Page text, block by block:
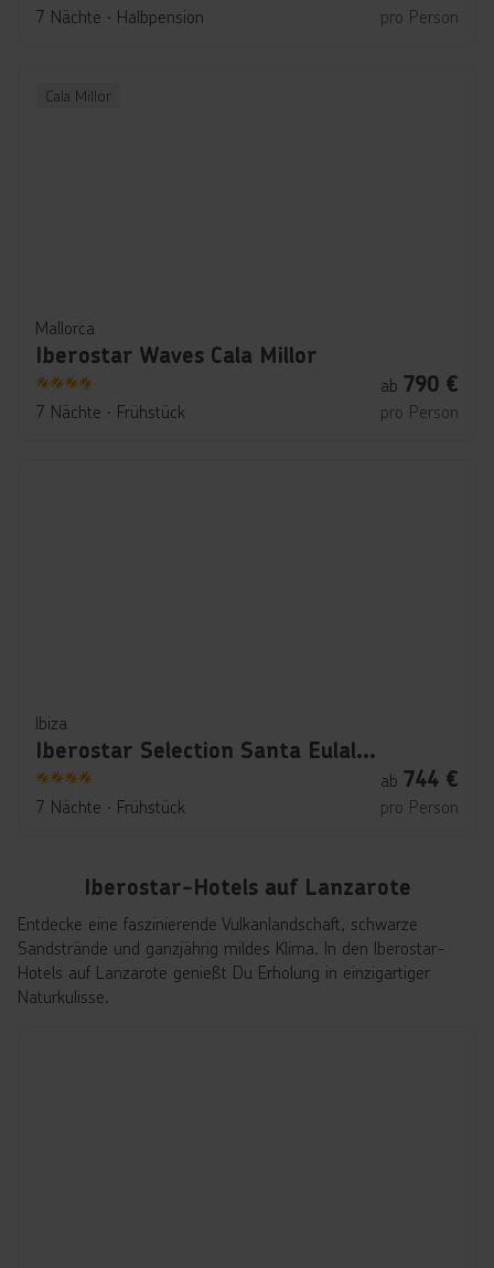
4
7 Nächte ∙ Halbpension pro Person
Cala Millor
Mallorca
Iberostar Waves Cala Millor
4
7 Nächte ∙ Frühstück
ab 790 €
pro Person
Ibiza
Iberostar Selection Santa Eulalia Ibiza
4
7 Nächte ∙ Frühstück
ab 744 €
pro Person
Iberostar-Hotels auf Lanzarote
Entdecke eine faszinierende Vulkanlandschaft, schwarze
Sandstrände und ganzjährig mildes Klima. In den Iberostar-
Hotels auf Lanzarote genießt Du Erholung in einzigartiger
Naturkulisse.